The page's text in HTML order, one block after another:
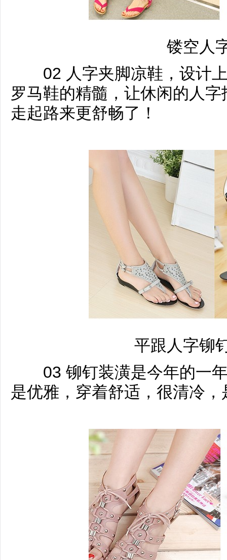
镂空人
02 人字夹脚凉鞋，设计上
罗马鞋的精髓，让休闲的人
走起路来更舒畅了！
平跟人字铆
03 铆钉装潢是今年的一年
是优雅，穿着舒适，很清冷